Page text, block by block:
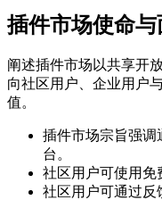
插件市场使命
阐述插件市场以共享开
向社区用户、企业用户
值。
插件市场宗旨强调
台。
社区用户可使用免
社区用户可通过反